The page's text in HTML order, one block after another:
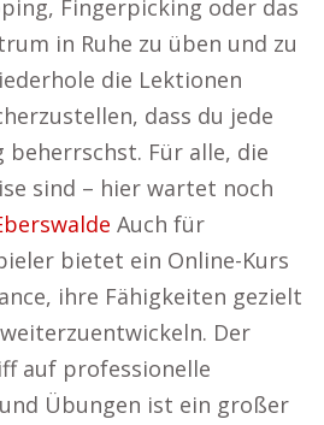
Fingerpicking oder das
in Ruhe zu üben und zu
die Lektionen
dass du jede
Für alle, die
sind – hier wartet noch
Auch für
bietet ein Online-Kurs
ihre Fähigkeiten gezielt
Der
auf professionelle
Übungen ist ein großer